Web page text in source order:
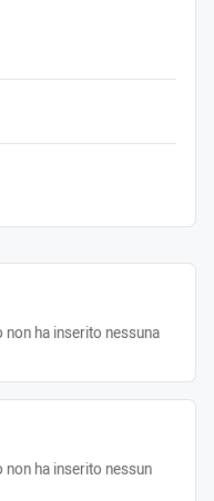
ha inserito nessuna
ha inserito nessun